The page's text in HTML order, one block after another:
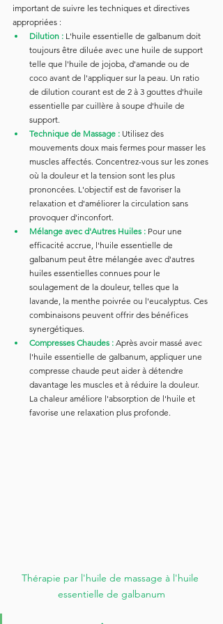
important de suivre les techniques et directives
appropriées :
Dilution : L'huile essentielle de galbanum doit
toujours être diluée avec une huile de support
telle que l'huile de jojoba, d'amande ou de
coco avant de l'appliquer sur la peau. Un ratio
de dilution courant est de 2 à 3 gouttes d'huile
essentielle par cuillère à soupe d'huile de
support.
Technique de Massage : Utilisez des
mouvements doux mais fermes pour masser les
muscles affectés. Concentrez-vous sur les zones
où la douleur et la tension sont les plus
prononcées. L'objectif est de favoriser la
relaxation et d'améliorer la circulation sans
provoquer d'inconfort.
Mélange avec d'Autres Huiles : Pour une
efficacité accrue, l'huile essentielle de
galbanum peut être mélangée avec d'autres
huiles essentielles connues pour le
soulagement de la douleur, telles que la
lavande, la menthe poivrée ou l'eucalyptus. Ces
combinaisons peuvent offrir des bénéfices
synergétiques.
Compresses Chaudes : Après avoir massé avec
l'huile essentielle de galbanum, appliquer une
compresse chaude peut aider à détendre
davantage les muscles et à réduire la douleur.
La chaleur améliore l'absorption de l'huile et
favorise une relaxation plus profonde.
Thérapie par l'huile de massage à l'huile
essentielle de galbanum